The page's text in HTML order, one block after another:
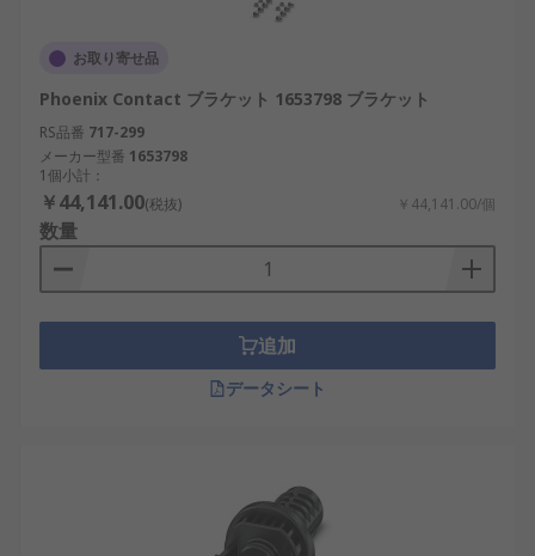
お取り寄せ品
Phoenix Contact ブラケット 1653798 ブラケット
RS品番 717-299
メーカー型番 1653798
1個小計：
￥44,141.00(税抜) ￥44,141.00/個
数量
追加
データシート